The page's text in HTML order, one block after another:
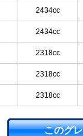
2434cc
2434cc
2318cc
2318cc
2318cc
このグ